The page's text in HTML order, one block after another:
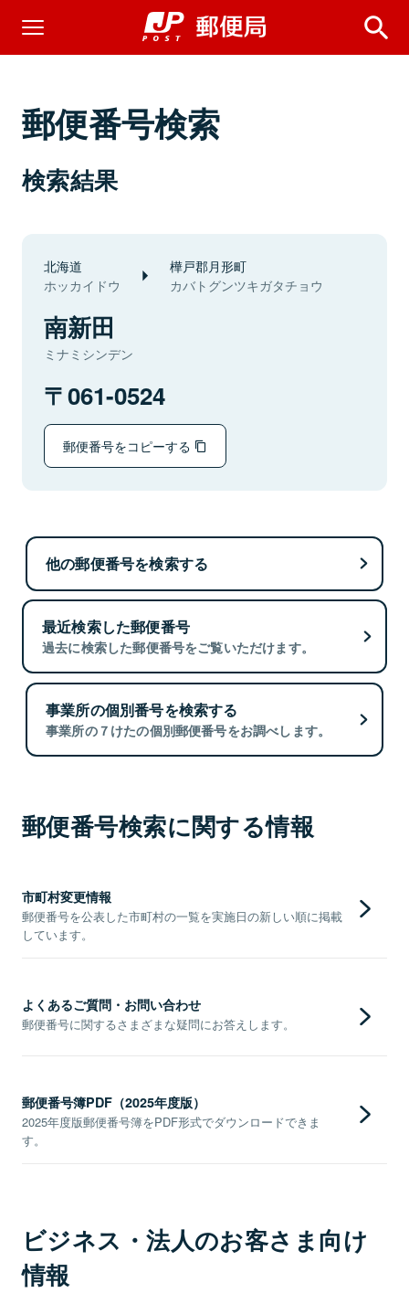
郵便番号検索
検索結果
北海道
ホッカイドウ
樺戸郡月形町
カバトグンツキガタチョウ
南新田
ミナミシンデン
061-0524
郵便番号をコピーする
他の郵便番号を検索する
最近検索した郵便番号
過去に検索した郵便番号をご覧いただけます。
事業所の個別番号を検索する
事業所の７けたの個別郵便番号をお調べします。
郵便番号検索に関する情報
市町村変更情報
郵便番号を公表した市町村の一覧を実施日の新しい順に掲載
しています。
よくあるご質問・お問い合わせ
郵便番号に関するさまざまな疑問にお答えします。
郵便番号簿PDF（2025年度版）
2025年度版郵便番号簿をPDF形式でダウンロードできま
す。
ビジネス・法人のお客さま向け
情報